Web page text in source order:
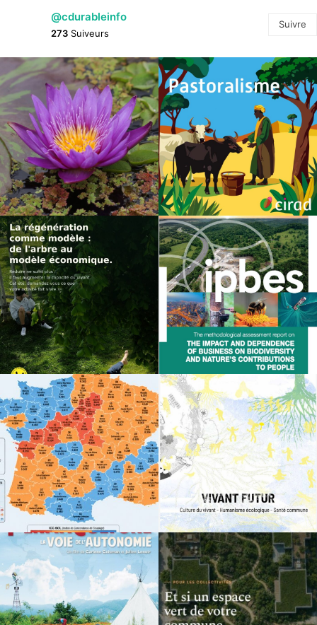
@cdurableinfo
273 Suiveurs
Suivre